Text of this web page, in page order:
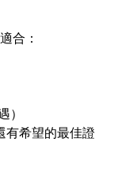
合：
）
希望的最佳證